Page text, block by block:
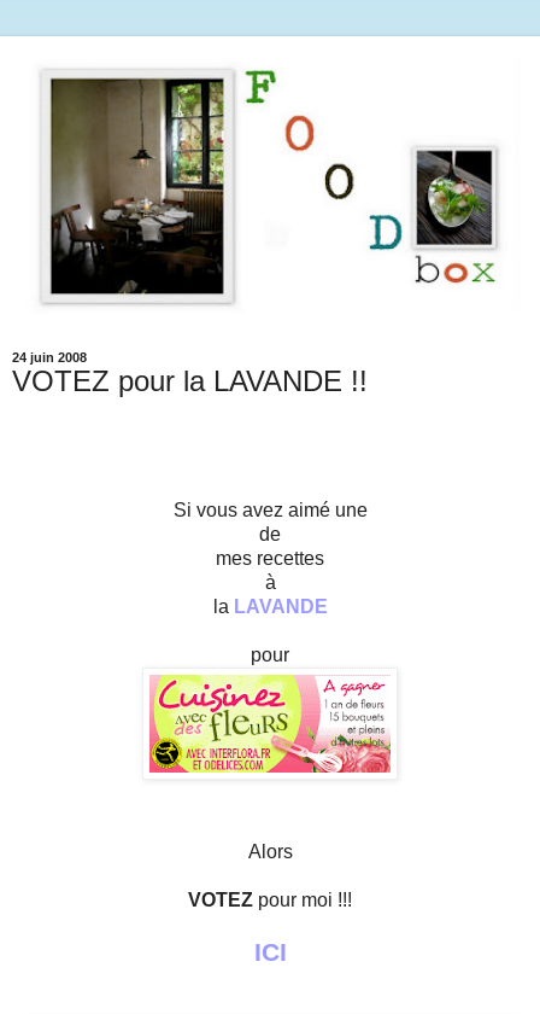
24 juin 2008
VOTEZ pour la LAVANDE !!
Si vous avez aimé une
de
mes recettes
à
la LAVANDE
pour
Alors
VOTEZ pour moi !!!
ICI